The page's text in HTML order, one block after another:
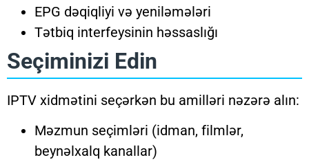
EPG dəqiqliyi və yeniləmələri
Tətbiq interfeysinin həssaslığı
Seçiminizi Edin
IPTV xidmətini seçərkən bu amilləri nəzərə alın:
Məzmun seçimləri (idman, filmlər,
beynəlxalq kanallar)